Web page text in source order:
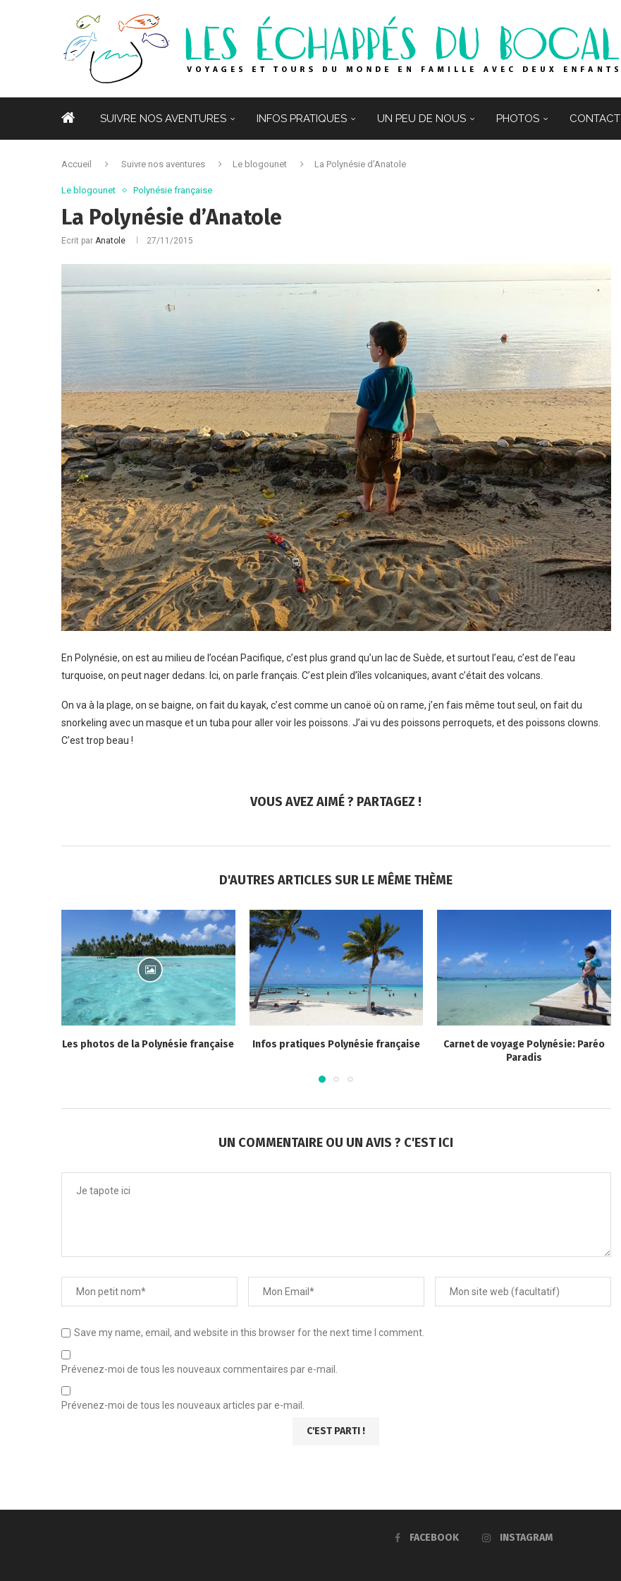
ACCUEIL
SUIVRE NOS AVENTURES INFOS PRATIQUES UN PEU DE NOUS PHOTOS CONTACT
Accueil Suivre nos aventures Le blogounet La Polynésie d’Anatole
Le blogounet Polynésie française
La Polynésie d’Anatole
Ecrit par Anatole 27/11/2015
En Polynésie, on est au milieu de l’océan Pacifique, c’est plus grand qu’un lac de Suède, et surtout l’eau, c’est de l’eau
turquoise, on peut nager dedans. Ici, on parle français. C’est plein d’îles volcaniques, avant c’était des volcans.
On va à la plage, on se baigne, on fait du kayak, c’est comme un canoë où on rame, j’en fais même tout seul, on fait du
snorkeling avec un masque et un tuba pour aller voir les poissons. J’ai vu des poissons perroquets, et des poissons clowns.
C’est trop beau !
VOUS AVEZ AIMÉ ? PARTAGEZ !
D'AUTRES ARTICLES SUR LE MÊME THÈME
Les photos de la Polynésie française Infos pratiques Polynésie française
Carnet de voyage Polynésie: Paréo
Paradis
UN COMMENTAIRE OU UN AVIS ? C'EST ICI
Save my name, email, and website in this browser for the next time I comment.
Prévenez-moi de tous les nouveaux commentaires par e-mail.
Prévenez-moi de tous les nouveaux articles par e-mail.
FACEBOOK INSTAGRAM